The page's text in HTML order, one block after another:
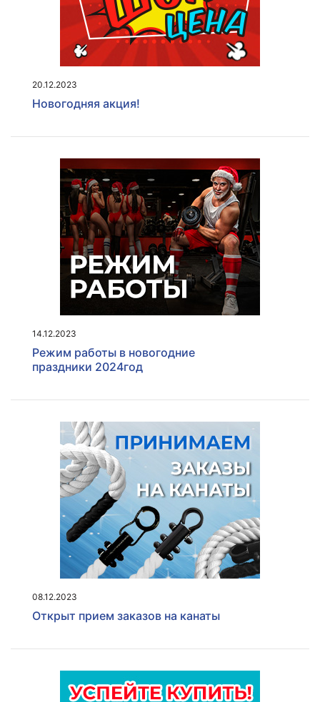
20.12.2023
Новогодняя акция!
14.12.2023
Режим работы в новогодние
праздники 2024год
08.12.2023
Открыт прием заказов на канаты